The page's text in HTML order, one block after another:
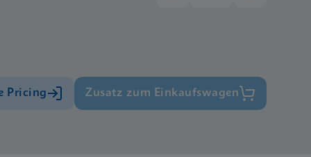
Pricing Zusatz zum Einkaufswagen